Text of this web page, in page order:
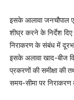
इसके आलावा जनचौपाल
शीघ्र करने के निर्देश
निराकरण के संबंध में
इसके अलावा खाद-बीज
प्रकरणों की समीक्षा की
समय-सीमा पर